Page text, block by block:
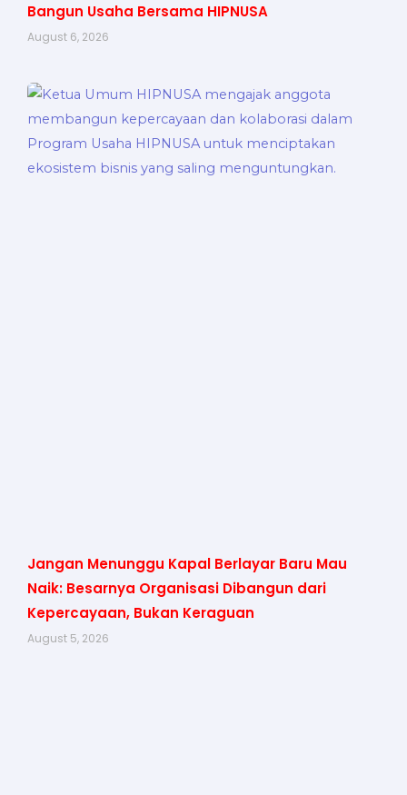
Bangun Usaha Bersama HIPNUSA
August 6, 2026
Jangan Menunggu Kapal Berlayar Baru Mau
Naik: Besarnya Organisasi Dibangun dari
Kepercayaan, Bukan Keraguan
August 5, 2026